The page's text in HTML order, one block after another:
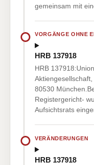
gemeinsam mit
VORGÄNGE OHNE
HRB 137918
HRB
80530
Registergericht-
Aufsichtsrats
VERÄNDERUNGEN
HRB 137918